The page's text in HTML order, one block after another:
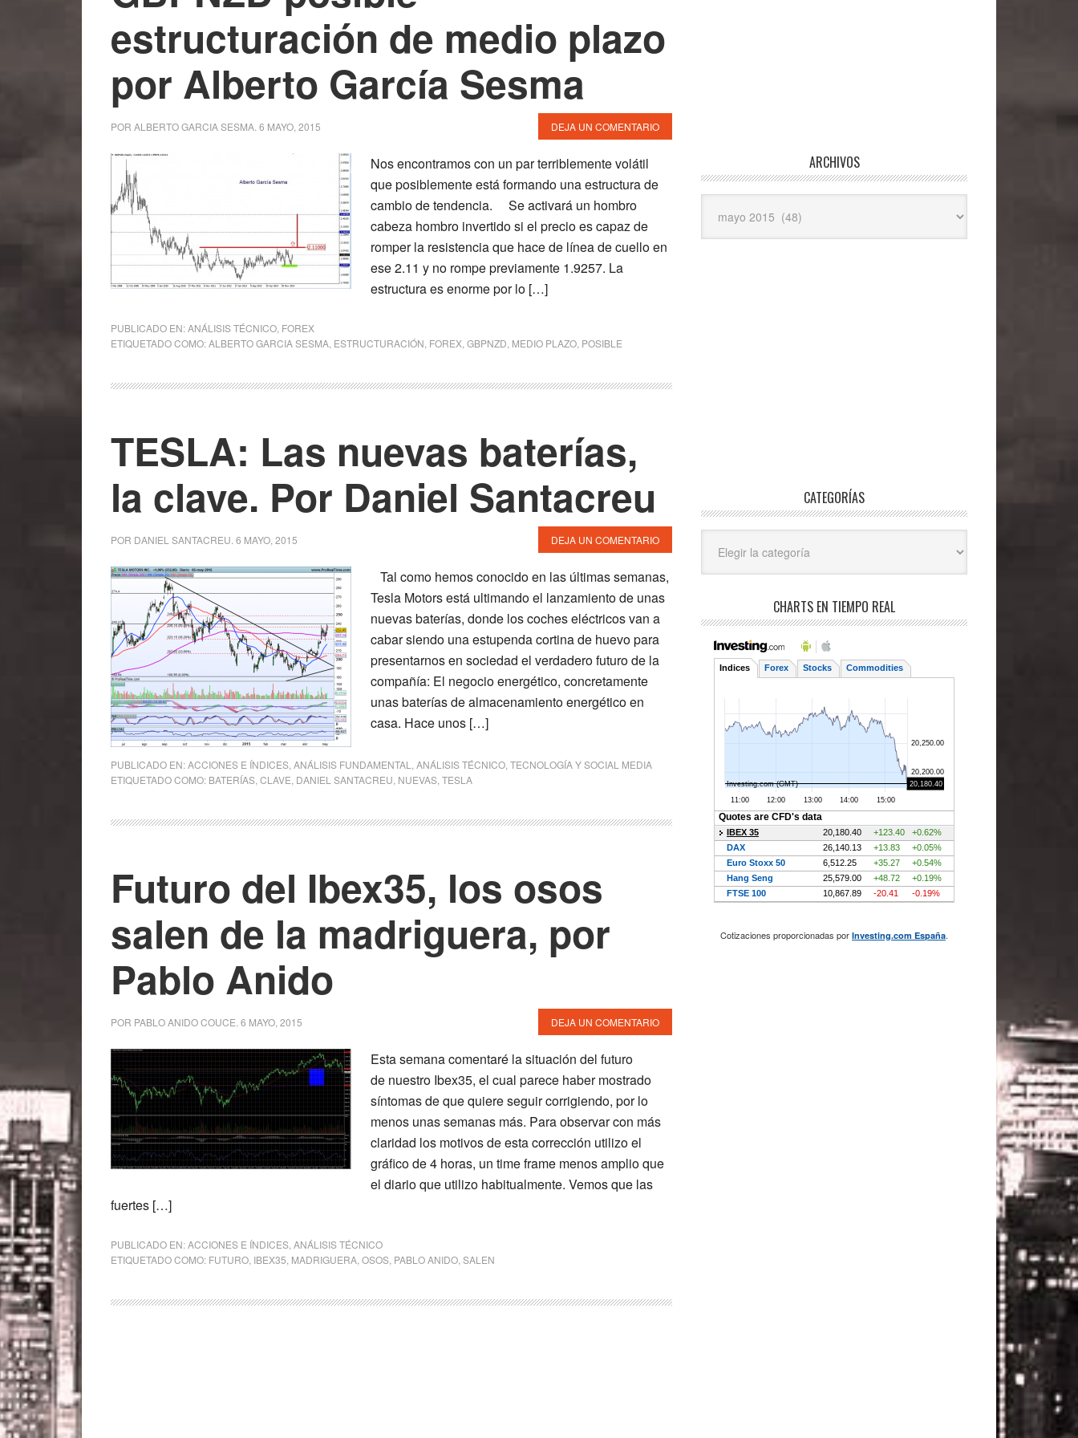
estructuración de medio plazo
por Alberto García Sesma
POR ALBERTO GARCIA SESMA 6 MAYO, 2015 DEJA UN COMENTARIO
Nos encontramos con un par terriblemente volátil
que posiblemente está formando una estructura de
cambio de tendencia. Se activará un hombro
cabeza hombro invertido si el precio es capaz de
romper la resistencia que hace de línea de cuello en
ese 2.11 y no rompe previamente 1.9257. La
estructura es enorme por lo […]
PUBLICADO EN:ANÁLISIS TÉCNICO FOREX
ETIQUETADO COMO:ALBERTO GARCIA SESMA ESTRUCTURACIÓN FOREX GBPNZD MEDIO PLAZO POSIBLE
TESLA: Las nuevas baterías,
la clave. Por Daniel Santacreu
POR DANIEL SANTACREU 6 MAYO, 2015 DEJA UN COMENTARIO
Tal como hemos conocido en las últimas semanas,
Tesla Motors está ultimando el lanzamiento de unas
nuevas baterías, donde los coches eléctricos van a
cabar siendo una estupenda cortina de huevo para
presentarnos en sociedad el verdadero futuro de la
compañía: El negocio energético, concretamente
unas baterías de almacenamiento energético en
casa. Hace unos […]
PUBLICADO EN:ACCIONES E ÍNDICES ANÁLISIS FUNDAMENTAL ANÁLISIS TÉCNICO TECNOLOGÍA Y SOCIAL MEDIA
ETIQUETADO COMO: BATERÍAS CLAVE DANIEL SANTACREU NUEVAS TESLA
Futuro del Ibex35, los osos
salen de la madriguera, por
Pablo Anido
POR PABLO ANIDO COUCE 6 MAYO, 2015 DEJA UN COMENTARIO
Esta semana comentaré la situación del futuro
de nuestro Ibex35, el cual parece haber mostrado
síntomas de que quiere seguir corrigiendo, por lo
menos unas semanas más. Para observar con más
claridad los motivos de esta corrección utilizo el
gráfico de 4 horas, un time frame menos amplio que
el diario que utilizo habitualmente. Vemos que las
fuertes […]
PUBLICADO EN:ACCIONES E ÍNDICES ANÁLISIS TÉCNICO
ETIQUETADO COMO: FUTURO IBEX35 MADRIGUERA OSOS PABLO ANIDO SALEN
ARCHIVOS
CATEGORÍAS
CHARTS EN TIEMPO REAL
Cotizaciones proporcionadas por Investing.com España.